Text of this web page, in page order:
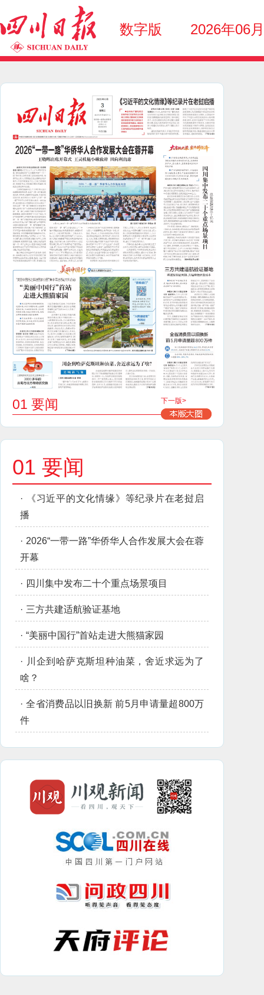
数字版 2026年06
01 要闻 下一版>
01 要闻
·
《习近平的文化情缘》等纪录片在老挝启
播
· 2026“一带一路”华侨华人合作发展大会在蓉
开幕
· 四川集中发布二十个重点场景项目
· 三方共建适航验证基地
· “美丽中国行”首站走进大熊猫家园
· 川企到哈萨克斯坦种油菜，舍近求远为了
啥？
· 全省消费品以旧换新 前5月申请量超800万
件